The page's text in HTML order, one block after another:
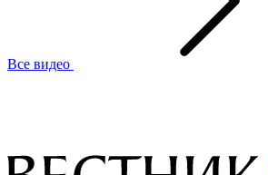
Все видео